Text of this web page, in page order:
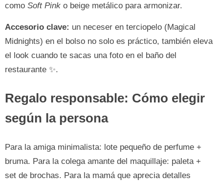
como Soft Pink o beige metálico para armonizar.
Accesorio clave: un neceser en terciopelo (Magical
Midnights) en el bolso no solo es práctico, también eleva
el look cuando te sacas una foto en el baño del
restaurante ✨.
Regalo responsable: Cómo elegir
según la persona
Para la amiga minimalista: lote pequeño de perfume +
bruma. Para la colega amante del maquillaje: paleta +
set de brochas. Para la mamá que aprecia detalles